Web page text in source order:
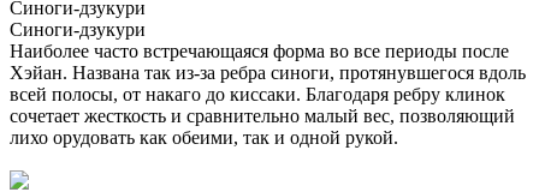
Синоги-дзукури
Синоги-дзукури
Наиболее часто встречающаяся форма во все периоды после
Хэйан. Названа так из-за ребра синоги, протянувшегося вдоль
всей полосы, от накаго до киссаки. Благодаря ребру клинок
сочетает жесткость и сравнительно малый вес, позволяющий
лихо орудовать как обеими, так и одной рукой.